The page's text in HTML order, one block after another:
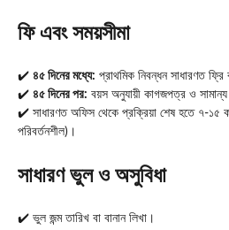
ফি এবং সময়সীমা
✔️ ৪৫ দিনের মধ্যে: প্রাথমিক নিবন্ধন সাধারণত
✔️ ৪৫ দিনের পর: বয়স অনুযায়ী কাগজপত্র ও সামান্য
✔️ সাধারণত অফিস থেকে প্রক্রিয়া শেষ হতে ৭-১৫
পরিবর্তনশীল)।
সাধারণ ভুল ও অসুবিধা
✔️ ভুল জন্ম তারিখ বা বানান লিখা।